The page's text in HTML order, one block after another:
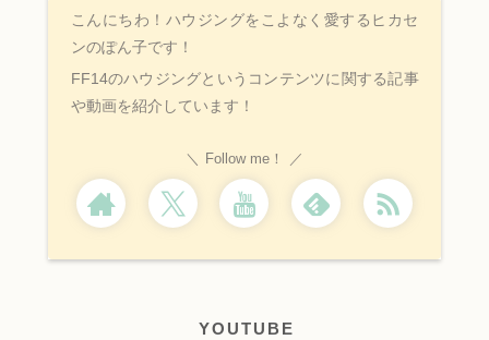
こんにちわ！ハウジングをこよなく愛するヒカセ
ンのぽん子です！
FF14のハウジングというコンテンツに関する記事
や動画を紹介しています！
Follow me！
YOUTUBE